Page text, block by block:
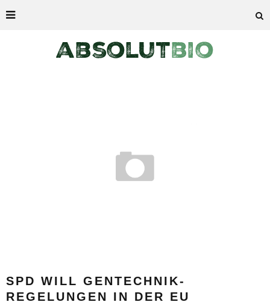
SPD WILL GENTECHNIK-
REGELUNGEN IN DER EU